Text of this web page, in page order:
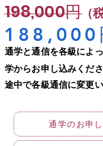
198,000円（
通学と通信を各級によ
学からお申し込みくだ
途中で各級通信に変更い
​188,000
通学のお申